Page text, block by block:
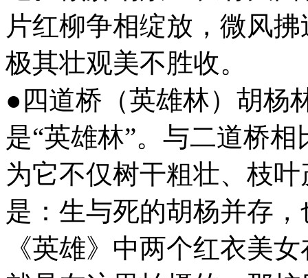
片红柳争相绽放，微风
极其壮观美不胜收。
●四道桥（英雄林）胡杨
是“英雄林”。与二道桥
为它不仅树干粗壮、枝
是：生与死的胡杨并存
《英雄》中两个红衣美